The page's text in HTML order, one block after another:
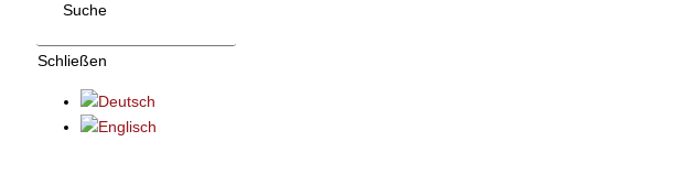
Suche
Schließen